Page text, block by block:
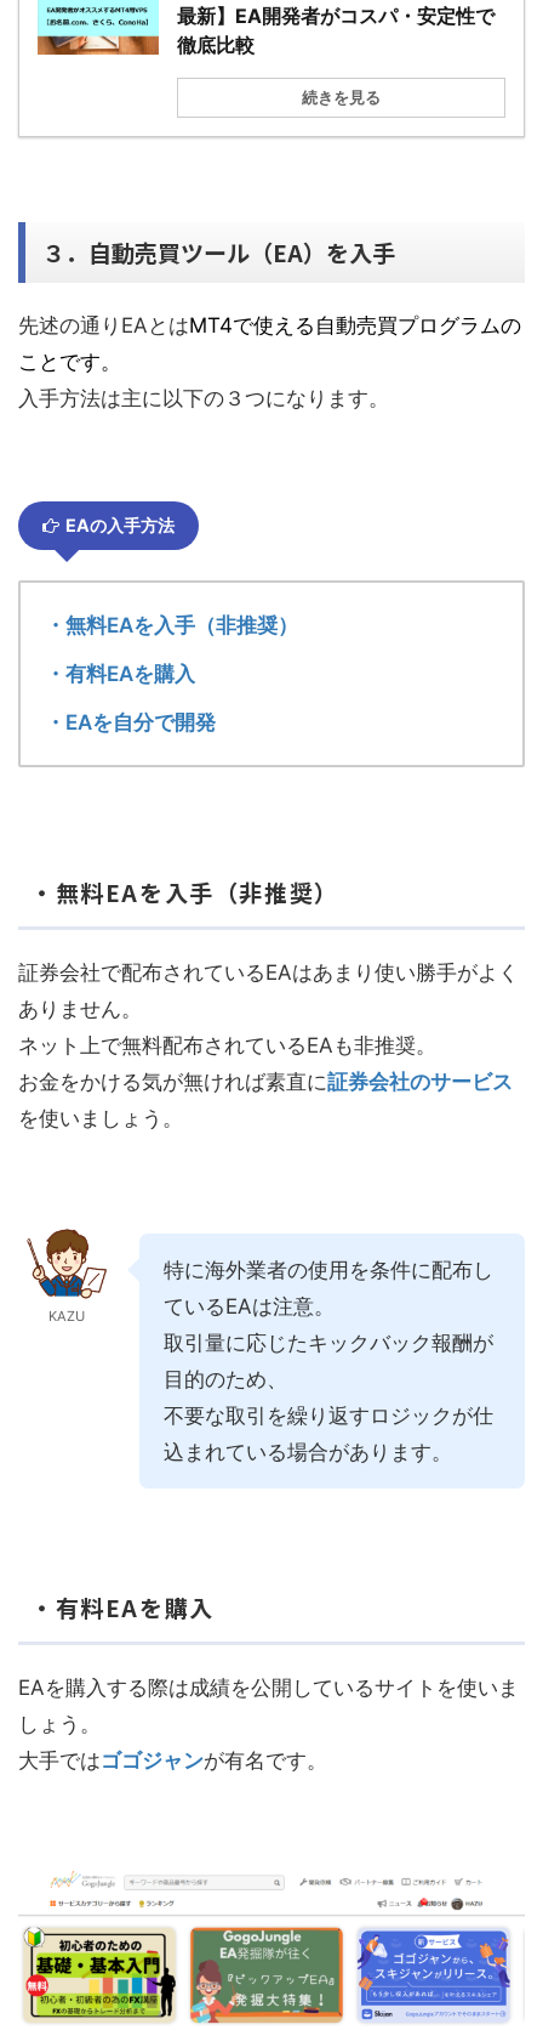
最新】EA開発者がコスパ・安定性で
徹底比較
続きを見る
３．自動売買ツール（EA）を入手
先述の通りEAとはMT4で使える自動売買プログラムの
ことです。
入手方法は主に以下の３つになります。
EAの入手方法
・無料EAを入手（非推奨）
・有料EAを購入
・EAを自分で開発
・無料EAを入手（非推奨）
証券会社で配布されているEAはあまり使い勝手がよく
ありません。
ネット上で無料配布されているEAも非推奨。
お金をかける気が無ければ素直に証券会社のサービス
を使いましょう。
KAZU
特に海外業者の使用を条件に配布し
ているEAは注意。
取引量に応じたキックバック報酬が
目的のため、
不要な取引を繰り返すロジックが仕
込まれている場合があります。
・有料EAを購入
EAを購入する際は成績を公開しているサイトを使いま
しょう。
大手ではゴゴジャンが有名です。